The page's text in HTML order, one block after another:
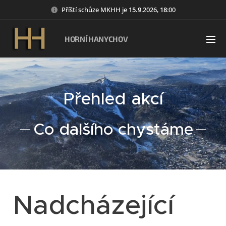
Příští schůze MKHH je 15.9.2026, 18:00
HORNÍ HANYCHOV
Přehled akcí
Co dalšího chystáme
Nadcházející